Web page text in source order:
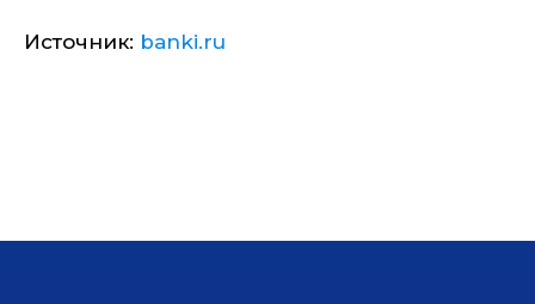
Источник: banki.ru